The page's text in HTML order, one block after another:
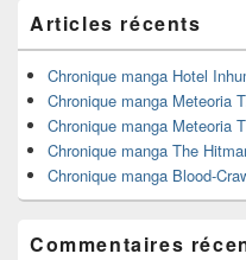
principale
de
widget
pour
barre
latérale
Articles récents
Chronique manga Hotel
Chronique manga Meteoria
Chronique manga Meteoria
Chronique manga The
Chronique manga Blood-
Commentaires